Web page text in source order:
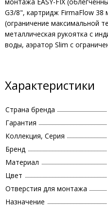
G3/8", картридж FirmaFlow 38
(ограничение максимальной
металлическая рукоятка с
воды, аэратор Slim с
Характеристики
Страна бренда
Гарантия
Коллекция, Серия
Бренд
Материал
Цвет
Отверстия для монтажа
Назначение